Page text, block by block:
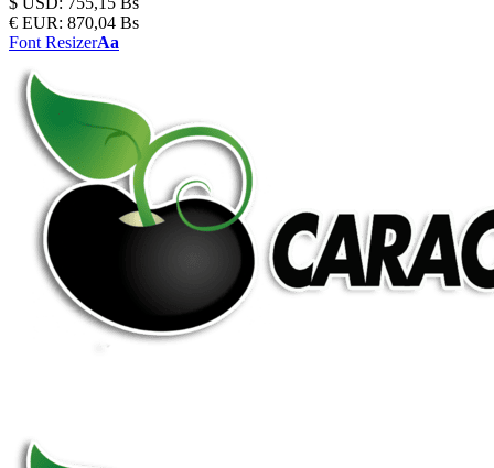
€ EUR: 870,04 Bs
Font ResizerAa